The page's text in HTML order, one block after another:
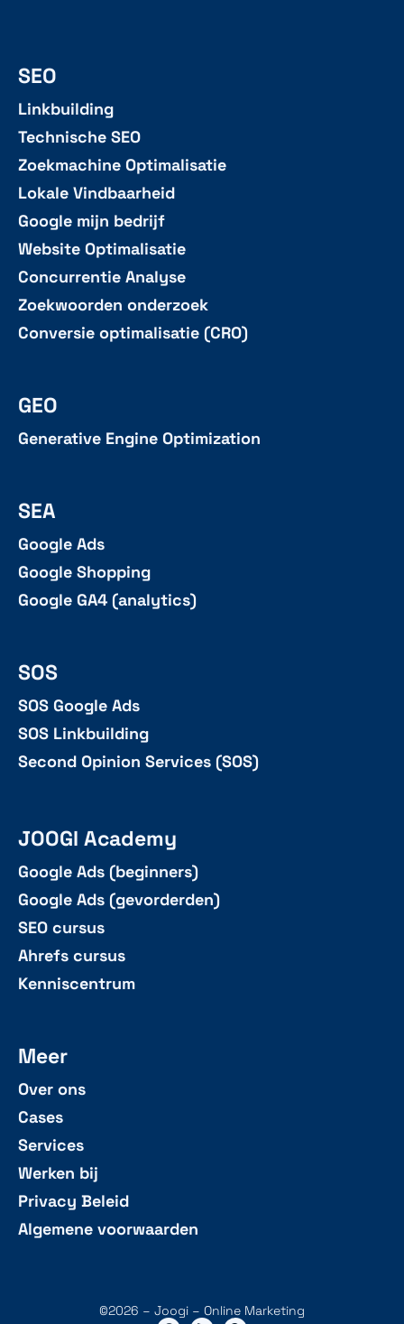
SEO
Linkbuilding
Technische SEO
Zoekmachine Optimalisatie
Lokale Vindbaarheid
Google mijn bedrijf
Website Optimalisatie
Concurrentie Analyse
Zoekwoorden onderzoek
Conversie optimalisatie (CRO)
GEO
Generative Engine Optimization
SEA
Google Ads
Google Shopping
Google GA4 (analytics)
SOS
SOS Google Ads
SOS Linkbuilding
Second Opinion Services (SOS)
JOOGI Academy
Google Ads (beginners)
Google Ads (gevorderden)
SEO cursus
Ahrefs cursus
Kenniscentrum
Meer
Over ons
Cases
Services
Werken bij
Privacy Beleid
Algemene voorwaarden
©2026 – Joogi – Online Marketing